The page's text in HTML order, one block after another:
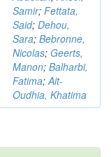
Samir; Fettata,
Said; Dehou,
Sara; Bebronne,
Nicolas; Geerts,
Manon; Balharbi,
Fatima;Ait-
Oudhia, Khatima